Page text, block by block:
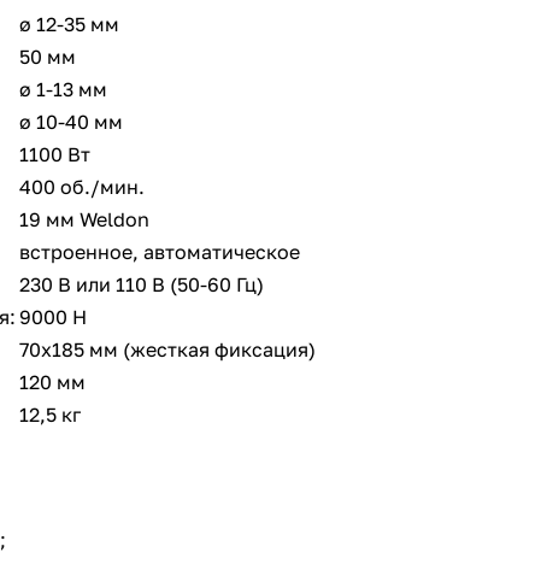
ø 12-35 мм
50 мм
ø 1-13 мм
ø 10-40 мм
1100 Вт
400 об./мин.
19 мм Weldon
встроенное, автоматическое
230 В или 110 В (50-60 Гц)
9000 Н
70х185 мм (жесткая фиксация)
120 мм
12,5 кг